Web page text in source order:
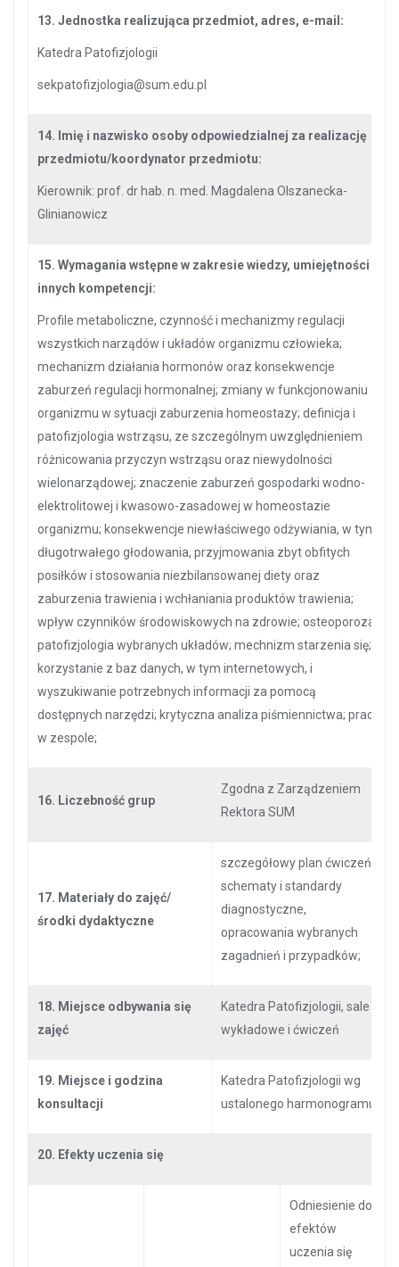
13. Jednostka realizująca przedmiot, adres, e-mail:
Katedra Patofizjologii
sekpatofizjologia@sum.edu.pl
14. Imię i nazwisko osoby odpowiedzialnej za realizację
przedmiotu/koordynator przedmiotu:
Kierownik: prof. dr hab. n. med. Magdalena Olszanecka-
Glinianowicz
15. Wymagania wstępne w zakresie wiedzy, umiejętności i
innych kompetencji:
Profile metaboliczne, czynność i mechanizmy regulacji
wszystkich narządów i układów organizmu człowieka;
mechanizm działania hormonów oraz konsekwencje
zaburzeń regulacji hormonalnej; zmiany w funkcjonowaniu
organizmu w sytuacji zaburzenia homeostazy; definicja i
patofizjologia wstrząsu, ze szczególnym uwzględnieniem
różnicowania przyczyn wstrząsu oraz niewydolności
wielonarządowej; znaczenie zaburzeń gospodarki wodno-
elektrolitowej i kwasowo-zasadowej w homeostazie
organizmu; konsekwencje niewłaściwego odżywiania, w tym
długotrwałego głodowania, przyjmowania zbyt obfitych
posiłków i stosowania niezbilansowanej diety oraz
zaburzenia trawienia i wchłaniania produktów trawienia;
wpływ czynników środowiskowych na zdrowie; osteoporoza;
patofizjologia wybranych układów; mechnizm starzenia się;
korzystanie z baz danych, w tym internetowych, i
wyszukiwanie potrzebnych informacji za pomocą
dostępnych narzędzi; krytyczna analiza piśmiennictwa; praca
w zespole;
16. Liczebność grup
Zgodna z Zarządzeniem
Rektora SUM
17. Materiały do zajęć/
środki dydaktyczne
szczegółowy plan ćwiczeń,
schematy i standardy
diagnostyczne,
opracowania wybranych
zagadnień i przypadków;
18. Miejsce odbywania się
zajęć
Katedra Patofizjologii, sale
wykładowe i ćwiczeń
19. Miejsce i godzina
konsultacji
Katedra Patofizjologii wg
ustalonego harmonogramu
20. Efekty uczenia się
Odniesienie do
efektów
uczenia się